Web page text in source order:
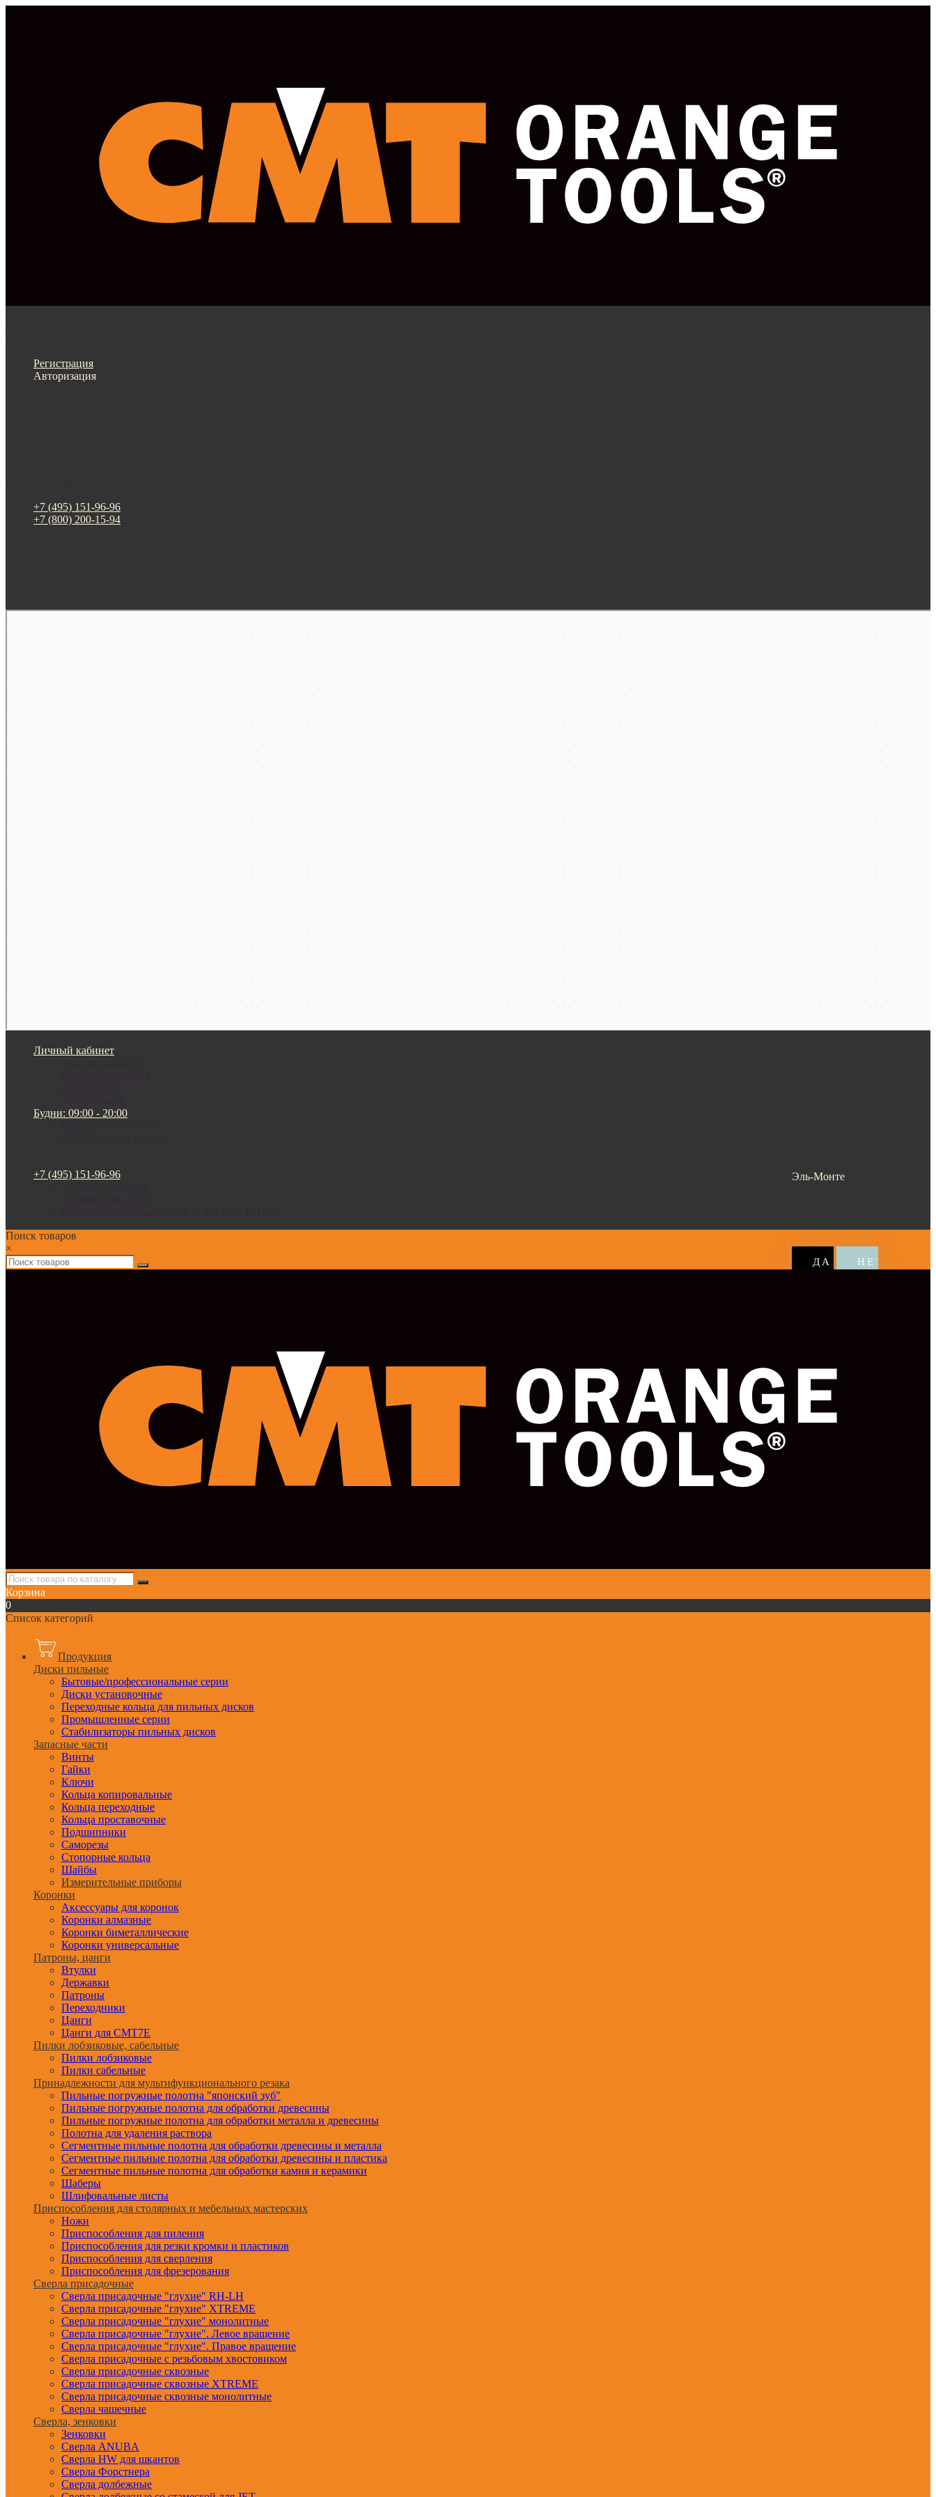
Регистрация
Авторизация
+7 (495) 151-96-96
+7 (800) 200-15-94
Москва
Личный кабинет
Будни: 09:00 - 20:00
Эль-Монте
+7 (495) 151-96-96
Поиск товаров
×
Корзина
0
Список категорий
Продукция
Диски пильные
Бытовые/профессиональные серии
Диски установочные
Переходные кольца для пильных дисков
Промышленные серии
Стабилизаторы пильных дисков
Запасные части
Винты
Гайки
Ключи
Кольца копировальные
Кольца переходные
Кольца проставочные
Подшипники
Саморезы
Стопорные кольца
Шайбы
Измерительные приборы
Коронки
Аксессуары для коронок
Коронки алмазные
Коронки биметаллические
Коронки универсальные
Патроны, цанги
Втулки
Державки
Патроны
Переходники
Цанги
Цанги для CMT7E
Пилки лобзиковые, сабельные
Пилки лобзиковые
Пилки сабельные
Принадлежности для мультифункционального резака
Пильные погружные полотна "японский зуб"
Пильные погружные полотна для обработки древесины
Пильные погружные полотна для обработки металла и древесины
Полотна для удаления раствора
Сегментные пильные полотна для обработки древесины и металла
Сегментные пильные полотна для обработки древесины и пластика
Сегментные пильные полотна для обработки камня и керамики
Шаберы
Шлифовальные листы
Приспособления для столярных и мебельных мастерских
Ножи
Приспособления для пиления
Приспособления для резки кромки и пластиков
Приспособления для сверления
Приспособления для фрезерования
Сверла присадочные
Сверла присадочные "глухие" RH-LH
Сверла присадочные "глухие" XTREME
Сверла присадочные "глухие" монолитные
Сверла присадочные "глухие". Левое вращение
Сверла присадочные "глухие". Правое вращение
Сверла присадочные с резьбовым хвостовиком
Сверла присадочные сквозные
Сверла присадочные сквозные XTREME
Сверла присадочные сквозные монолитные
Сверла чашечные
Сверла, зенковки
Зенковки
Сверла ANUBA
Сверла HW для шкантов
Сверла Форстнера
Сверла долбежные